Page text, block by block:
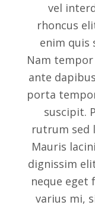
vel
rhoncus
enim quis
Nam
ante
porta
suscipit.
rutrum sed
Mauris
dignissim
neque eget
varius mi,